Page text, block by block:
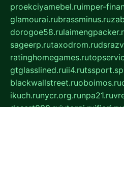
proekciyamebel.ruimper-
glamourai.rubrassminus.ru
dorogoe58.ru
sageerp.rutaxodrom.ru
ratinghomegames.ru
gtglasslined.ruii4.ru
blackwallstreet.ruoboimos.ru
ikuch.runycr.org.runpa21.ru
desert000.ruivtorgi.ruifiori.ru